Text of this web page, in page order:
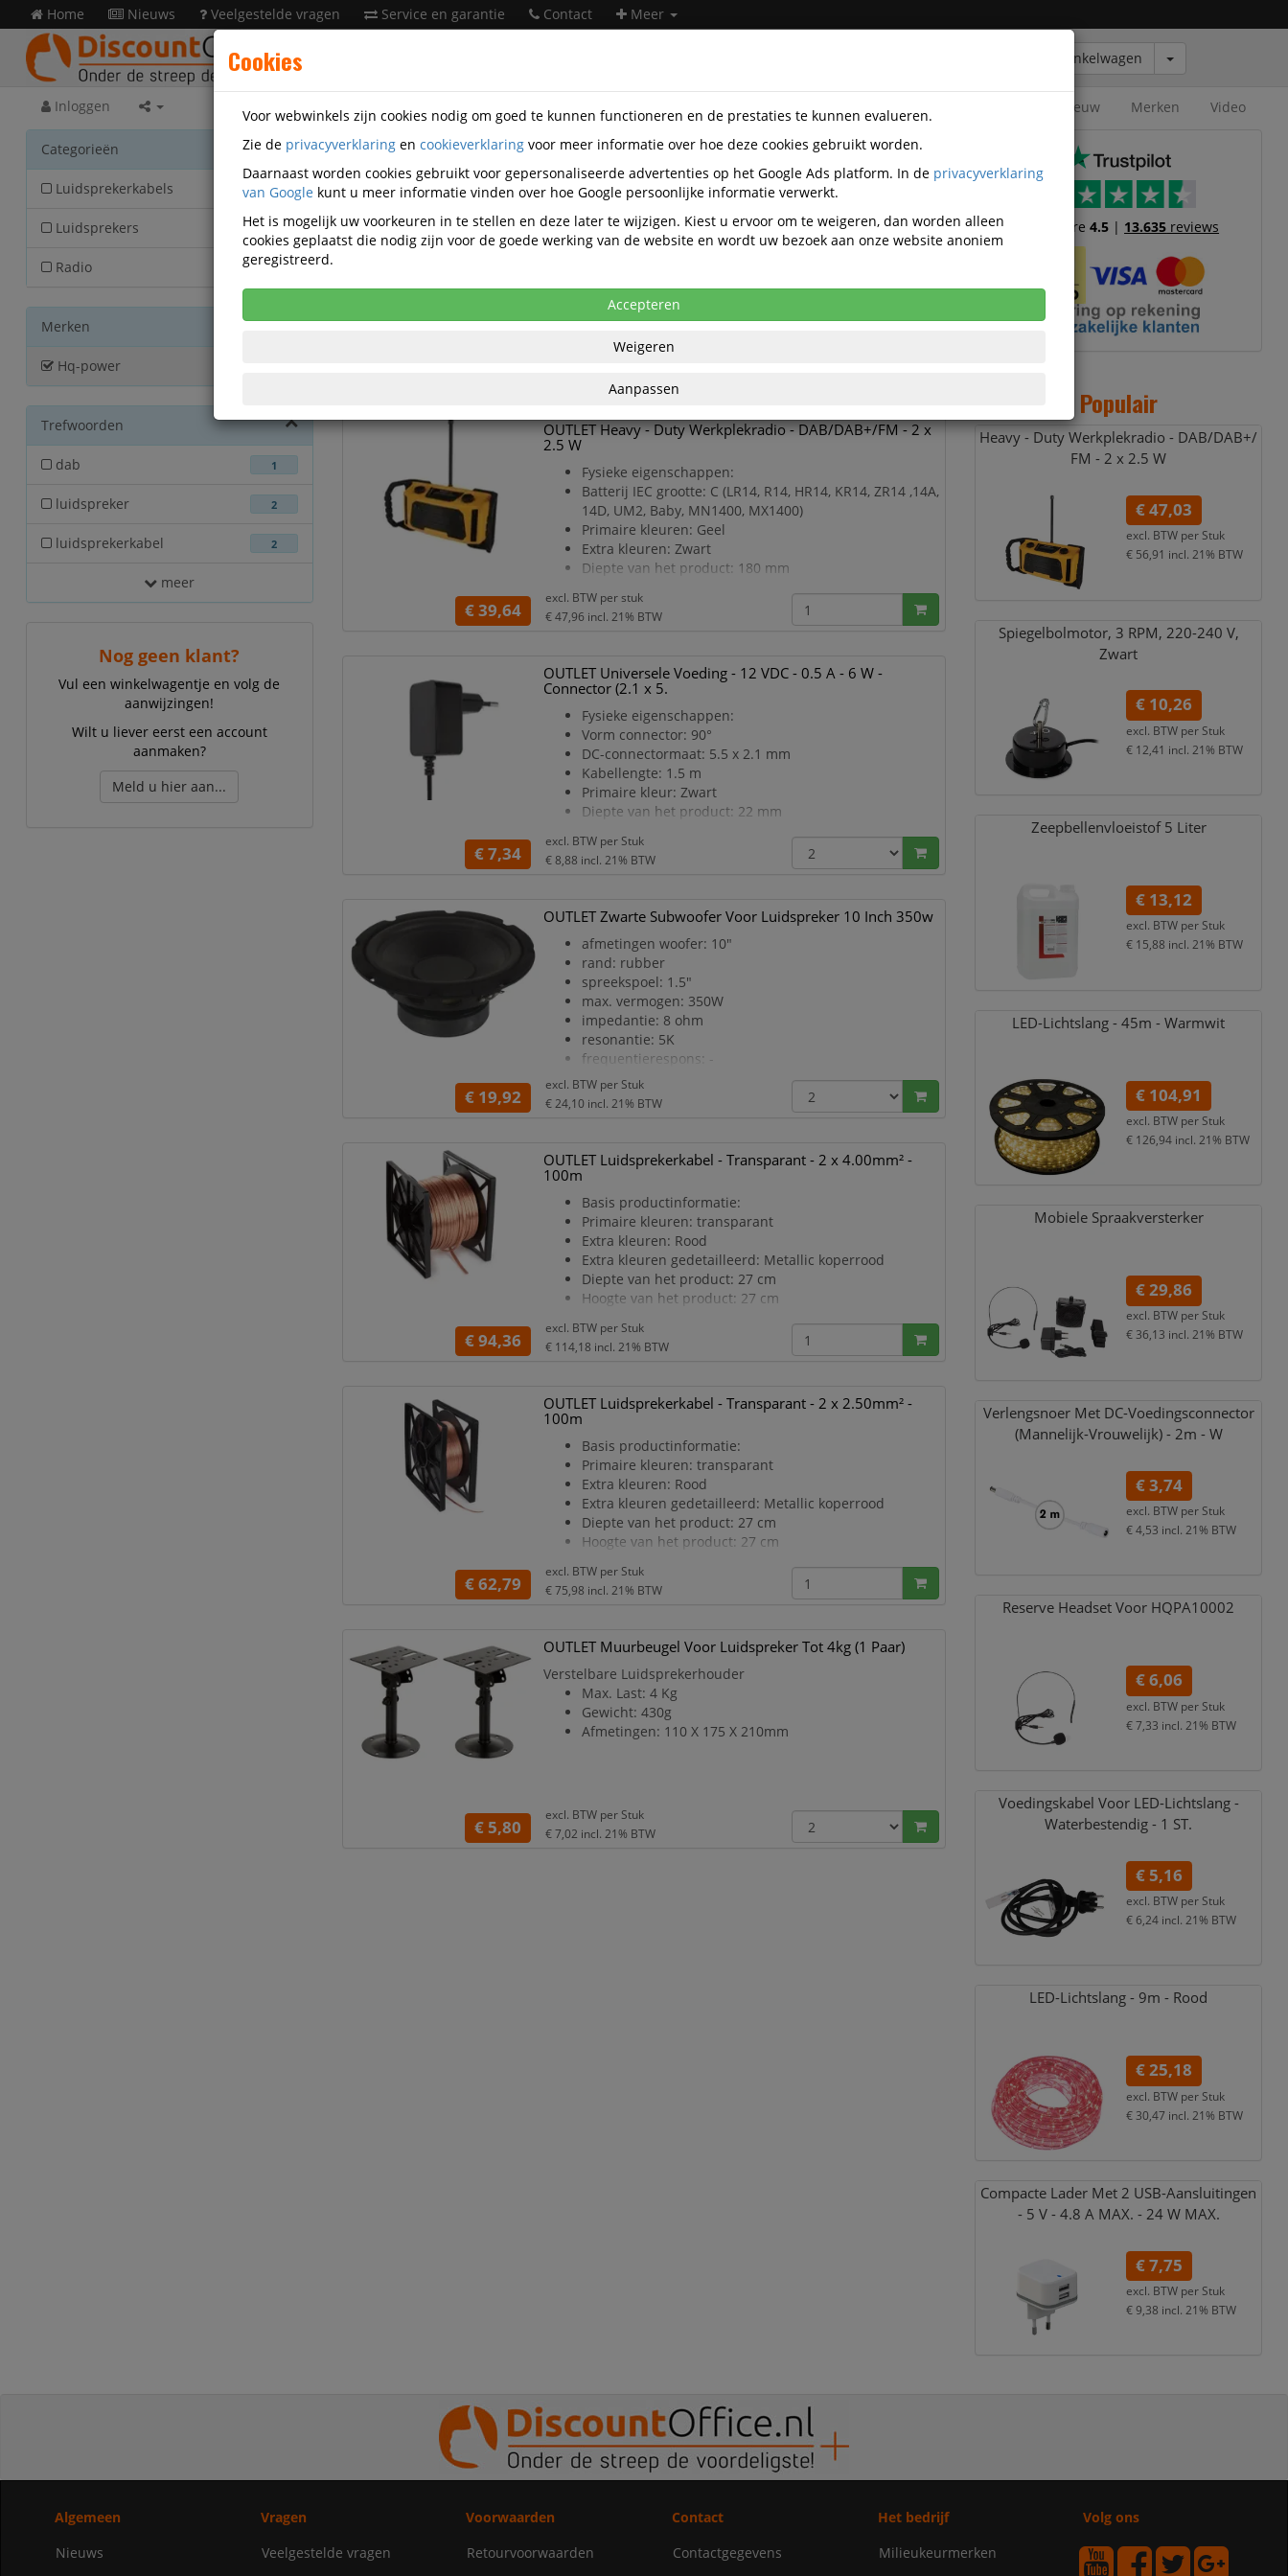
Winkelwagen
Home Nieuws Veelgestelde vragen Service en garantie Contact Meer
Inloggen Nieuw Merken Video
Categorieën
Luidsprekerkabels 2
Luidsprekers 2
Radio 1
Merken
Hq-power
Trefwoorden
dab 1
luidspreker 2
luidsprekerkabel 2
meer
Nog geen klant?
Vul een winkelwagentje en volg de
aanwijzingen!
Wilt u liever eerst een account
aanmaken?
Meld u hier aan...
Outlet
DiscountOffice.nl Outlet
Uiteraard blijven de standaard garantievoorwaarden van toepassing.
OUTLET Heavy - Duty Werkplekradio - DAB/DAB+/FM - 2 x
2.5 W
Fysieke eigenschappen:
Batterij IEC grootte: C (LR14, R14, HR14, KR14, ZR14 ,14A,
14D, UM2, Baby, MN1400, MX1400)
Primaire kleuren: Geel
Extra kleuren: Zwart
Diepte van het product: 180 mm
Breedte van het product: 400 mm
Gewicht Product: 1.4 kg
Elektrische eigenschappen:
IP waarde: IPX4
Voedingsadapter/lader: Ja
Radiofrequentiebereik: DAB,DAB+,FM
Adapter ingangsstroom: 1 A
Ingangsspann
€ 39,64
excl. BTW perstuk
€ 47,96 incl. 21% BTW
OUTLET Universele Voeding - 12 VDC - 0.5 A - 6 W -
Connector (2.1 x 5.
Fysieke eigenschappen:
Vorm connector: 90°
DC-connectormaat: 5.5 x 2.1 mm
Kabellengte: 1.5 m
Primaire kleur: Zwart
Diepte van het product: 22 mm
Breedte van het product: 36.5 mm
Gewicht Product: 69 g
Elektrische eigenschappen:
Maximaal uitgangsvermogen: 6 W
Ingangsfrequentie bereik: 50/60 Hz
Maximale ingangsstroom VAC: 0 A
Waarde maximale uitgangsstroom VDC: 0.5 A
Maximum stand-by verm
€ 7,34
excl. BTW per Stuk
€ 8,88 incl. 21% BTW
OUTLET Zwarte Subwoofer Voor Luidspreker 10 Inch 350w
afmetingen woofer: 10"
rand: rubber
spreekspoel: 1.5"
max. vermogen: 350W
impedantie: 8 ohm
resonantie: 5K
frequentierespons: -
gevoeligheid: 91dB
gewicht magneet: 850g
afmetingen:
buitendiameter: 257 mm
hoogte: 110 mm
hole diameter: 229 mm
€ 19,92
excl. BTW per Stuk
€ 24,10 incl. 21% BTW
OUTLET Luidsprekerkabel - Transparant - 2 x 4.00mm² -
100m
Basis productinformatie:
Primaire kleuren: transparant
Extra kleuren: Rood
Extra kleuren gedetailleerd: Metallic koperrood
Diepte van het product: 27 cm
Hoogte van het product: 27 cm
Gewicht Product: 10530 g
Fysieke eigenschappen:
Materiaal geleider: Oxygeenvrij koper (OFC)
Buitenste isolatiemateriaal: PVC (polyvinyl chloride)
Buitendiameter: 4.6 mm
Elektrische gege
€ 94,36
excl. BTW per Stuk
€ 114,18 incl. 21% BTW
OUTLET Luidsprekerkabel - Transparant - 2 x 2.50mm² -
100m
Basis productinformatie:
Primaire kleuren: transparant
Extra kleuren: Rood
Extra kleuren gedetailleerd: Metallic koperrood
Diepte van het product: 27 cm
Hoogte van het product: 27 cm
Gewicht Product: 6080 g
Fysieke eigenschappen:
Materiaal geleider: Oxygeenvrij koper (OFC)
Buitenste isolatiemateriaal: PVC (polyvinyl chloride)
Op haspel: Ja
Buitendiameter: 3.2 mm
Elektrische gegeven
€ 62,79
excl. BTW per Stuk
€ 75,98 incl. 21% BTW
OUTLET Muurbeugel Voor Luidspreker Tot 4kg (1 Paar)
Verstelbare Luidsprekerhouder
Max. Last: 4 Kg
Gewicht: 430g
Afmetingen: 110 X 175 X 210mm
€ 5,80
excl. BTW per Stuk
€ 7,02 incl. 21% BTW
Trustscore4.5 | 13.635 reviews
Populair
Heavy - Duty Werkplekradio - DAB/DAB+/
FM - 2 x 2.5 W
€ 47,03
excl. BTW per Stuk
€ 56,91 incl. 21% BTW
Spiegelbolmotor, 3 RPM, 220-240 V,
Zwart
€ 10,26
excl. BTW per Stuk
€ 12,41 incl. 21% BTW
Zeepbellenvloeistof 5 Liter
€ 13,12
excl. BTW per Stuk
€ 15,88 incl. 21% BTW
LED-Lichtslang - 45m - Warmwit
€ 104,91
excl. BTW per Stuk
€ 126,94 incl. 21% BTW
Mobiele Spraakversterker
€ 29,86
excl. BTW per Stuk
€ 36,13 incl. 21% BTW
Verlengsnoer Met DC-Voedingsconnector
(Mannelijk-Vrouwelijk) - 2m - W
€ 3,74
excl. BTW per Stuk
€ 4,53 incl. 21% BTW
Reserve Headset Voor HQPA10002
€ 6,06
excl. BTW per Stuk
€ 7,33 incl. 21% BTW
Voedingskabel Voor LED-Lichtslang -
Waterbestendig - 1 ST.
€ 5,16
excl. BTW per Stuk
€ 6,24 incl. 21% BTW
LED-Lichtslang - 9m - Rood
€ 25,18
excl. BTW per Stuk
€ 30,47 incl. 21% BTW
Compacte Lader Met 2 USB-Aansluitingen
- 5 V - 4.8 A MAX. - 24 W MAX.
€ 7,75
excl. BTW per Stuk
€ 9,38 incl. 21% BTW
Algemeen
Nieuws
Vragen
Veelgestelde vragen
Voorwaarden
Retourvoorwaarden
Contact
Contactgegevens
Het bedrijf
Milieukeurmerken
Volg ons
Cookies
Voor webwinkels zijn cookies nodig om goed te kunnen functioneren en de prestaties te kunnen evalueren.
Zie de privacyverklaring en cookieverklaring voor meer informatie over hoe deze cookies gebruikt worden.
Daarnaast worden cookies gebruikt voor gepersonaliseerde advertenties op het Google Ads platform. In de privacyverklaring
van Google kunt u meer informatie vinden over hoe Google persoonlijke informatie verwerkt.
Het is mogelijk uw voorkeuren in te stellen en deze later te wijzigen. Kiest u ervoor om te weigeren, dan worden alleen
cookies geplaatst die nodig zijn voor de goede werking van de website en wordt uw bezoek aan onze website anoniem
geregistreerd.
Accepteren
Weigeren
Aanpassen